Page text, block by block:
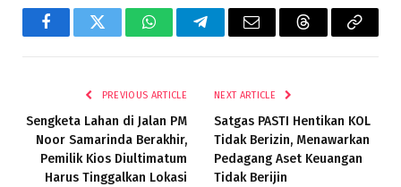
FacebookTwitter WhatsAppTelegramEmail ThreadsCopy
PREVIOUS ARTICLE
Sengketa Lahan di Jalan PM
Noor Samarinda Berakhir,
Pemilik Kios Diultimatum
Harus Tinggalkan Lokasi
NEXT ARTICLE
Satgas PASTI Hentikan KOL
Tidak Berizin, Menawarkan
Pedagang Aset Keuangan
Tidak Berijin